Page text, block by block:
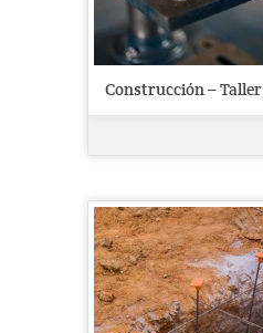
Construcción – Taller